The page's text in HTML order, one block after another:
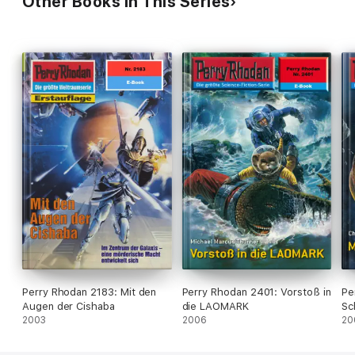
Perry Rhodan 2183: Mit den
Augen der Cishaba
2003
Perry Rhodan 2401: Vorstoß in
die LAOMARK
2006